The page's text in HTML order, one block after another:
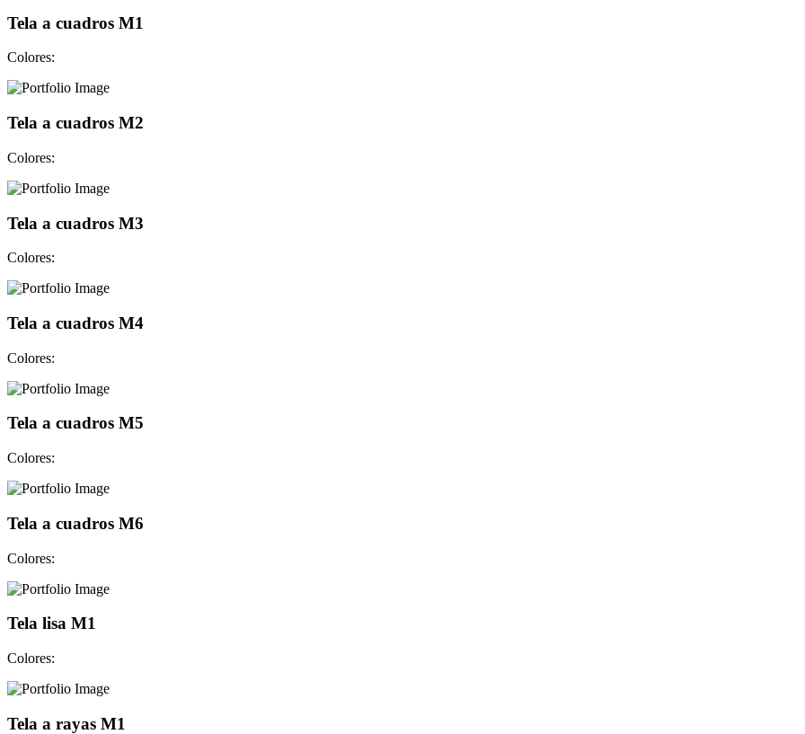
Tela a cuadros M1
Colores:
Tela a cuadros M2
Colores:
Tela a cuadros M3
Colores:
Tela a cuadros M4
Colores:
Tela a cuadros M5
Colores:
Tela a cuadros M6
Colores:
Tela lisa M1
Colores:
Tela a rayas M1